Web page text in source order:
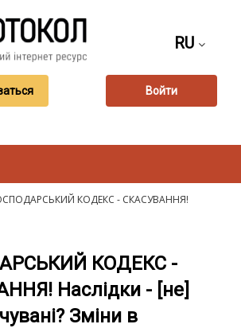
RU
Войти
КОДЕКС - СКАСУВАННЯ!
КОДЕКС -
Наслідки - [не]
Зміни в